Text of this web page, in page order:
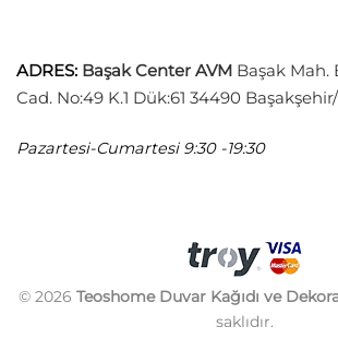
ADRES: Başak Center AVM Başak
Cad. No:49 K.1 Dük:61 34490
Pazartesi-Cumartesi 9:30 -19:30
© 2026 Teoshome Duvar Kağıdı ve
saklıdır.